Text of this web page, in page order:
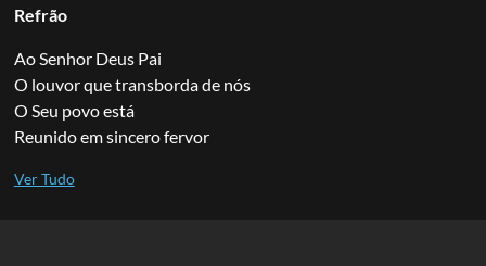
Refrão
Ao Senhor Deus Pai
O louvor que transborda de nós
O Seu povo está
Reunido em sincero fervor